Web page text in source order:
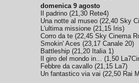
domenica 9 agosto
Il padrino (21,30 Rete4)
Una notte al museo (22,40 Sky
L'ultima missione (21,15 Iris)
Corro da te (22,45 Sky Cinema
Smokin' Aces (23,17 Canale 20)
Battleship (21,20 Italia 1)
Il giro del mondo in... (1,50
Febbre da cavallo (21,15 La7)
Un fantastico via vai (22,50 Rai